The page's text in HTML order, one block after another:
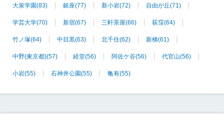
大泉学園(83) 銀座(77) 新小岩(72) 自由が丘(71)
学芸大学(70) 新宿(67) 三軒茶屋(66) 荻窪(64)
竹ノ塚(64) 中目黒(63) 北千住(62) 新橋(61)
中野(東京都)(57) 経堂(56) 阿佐ケ谷(56) 代官山(56)
小岩(55) 石神井公園(55) 亀有(55)